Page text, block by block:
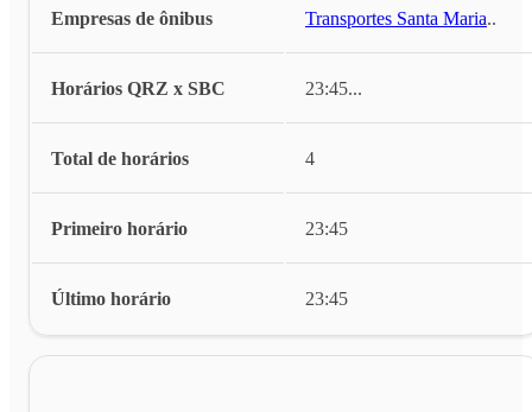
Empresas de ônibus Transportes Santa Maria...
Horários QRZ x SBC 23:45...
Total de horários 4
Primeiro horário 23:45
Último horário 23:45